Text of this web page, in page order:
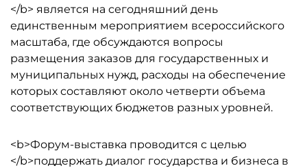
</b> является на сегодняшний день
единственным мероприятием всероссийского
масштаба, где обсуждаются вопросы
размещения заказов для государственных и
муниципальных нужд, расходы на обеспечение
которых составляют около четверти объема
соответствующих бюджетов разных уровней.
<b>Форум-выставка проводится с целью
</b>поддержать диалог государства и бизнеса в